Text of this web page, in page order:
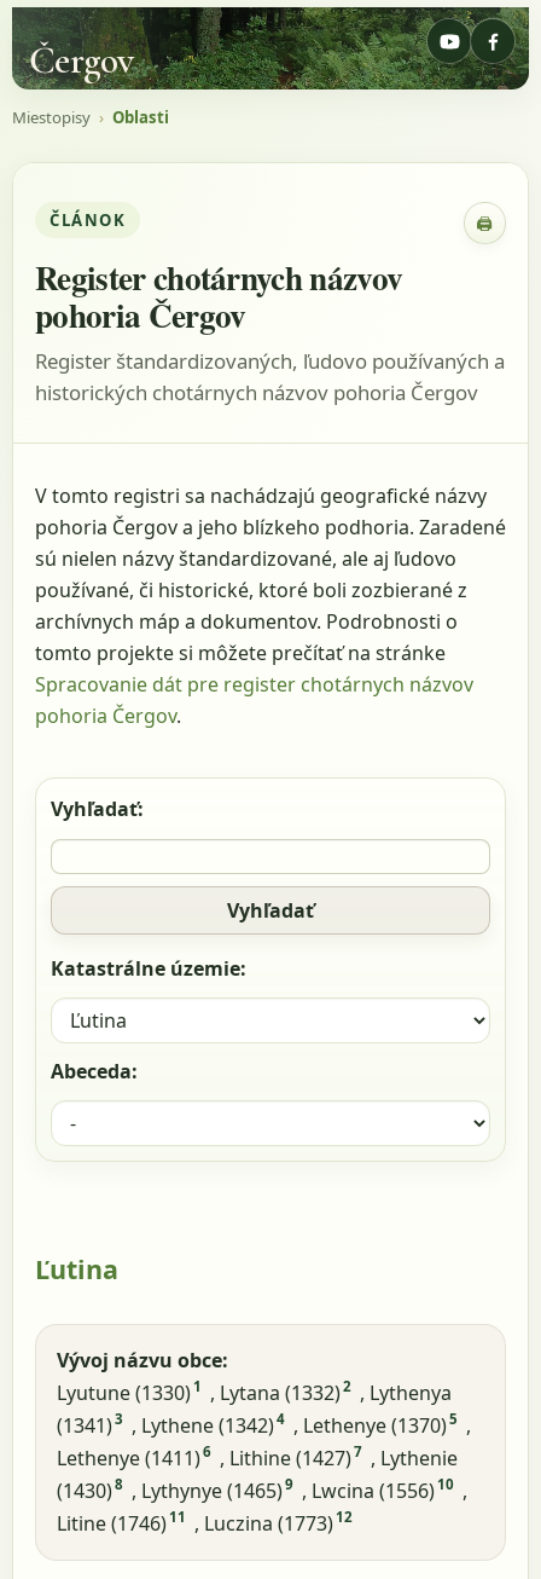
Čergov
Miestopisy › Oblasti
ČLÁNOK 🖨
Register chotárnych názvov
pohoria Čergov
Register štandardizovaných, ľudovo používaných a
historických chotárnych názvov pohoria Čergov
V tomto registri sa nachádzajú geografické názvy
pohoria Čergov a jeho blízkeho podhoria. Zaradené
sú nielen názvy štandardizované, ale aj ľudovo
používané, či historické, ktoré boli zozbierané z
archívnych máp a dokumentov. Podrobnosti o
tomto projekte si môžete prečítať na stránke
Spracovanie dát pre register chotárnych názvov
pohoria Čergov.
Vyhľadať:
Vyhľadať
Katastrálne územie:
Abeceda:
Ľutina
Vývoj názvu obce:
Lyutune (1330)1 , Lytana (1332)2 , Lythenya
(1341)3 , Lythene (1342)4 , Lethenye (1370)5 ,
Lethenye (1411)6 , Lithine (1427)7 , Lythenie
(1430)8 , Lythynye (1465)9 , Lwcina (1556)10 ,
Litine (1746)11 , Luczina (1773)12